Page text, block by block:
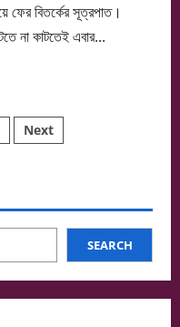
ফের বিতর্কের সূত্রপাত।
না কাটতেই এবার...
Next
SEARCH